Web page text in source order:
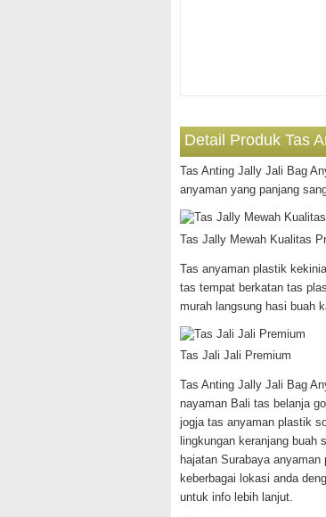
Detail Produk Tas
Tas Anting Jally Jali Bag
anyaman yang panjang
Tas Jally Mewah Kualitas
Tas anyaman plastik
tas tempat berkatan tas
murah langsung hasi buah
Tas Jali Jali Premium
Tas Anting Jally Jali Bag
nayaman Bali tas belanja
jogja tas anyaman plastik
lingkungan keranjang
hajatan Surabaya
keberbagai lokasi anda
untuk info lebih lanjut.